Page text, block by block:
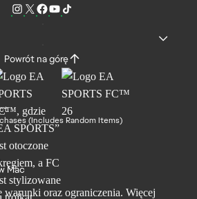
Powrót na górę
(Includes Random Items)
Mac
oraz ograniczenia. Więcej